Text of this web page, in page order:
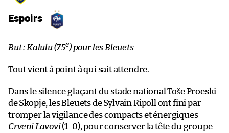
Espoirs
But : Kalulu (75e) pour les Bleuets
Tout vient à point à qui sait attendre.
Dans le silence glaçant du stade national Toše Proeski
de Skopje, les Bleuets de Sylvain Ripoll ont fini par
tromper la vigilance des compacts et énergiques
Crveni Lavovi(1-0), pour conserver la tête du groupe